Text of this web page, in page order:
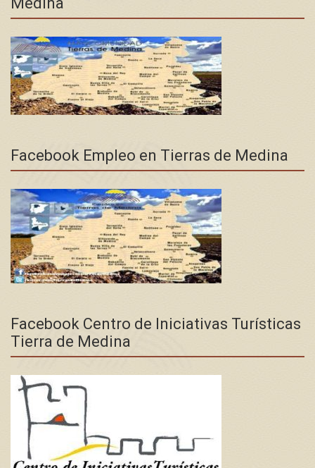
Facebook Empleo en Tierras de Medina
Facebook Centro de Iniciativas Turísticas
Tierra de Medina